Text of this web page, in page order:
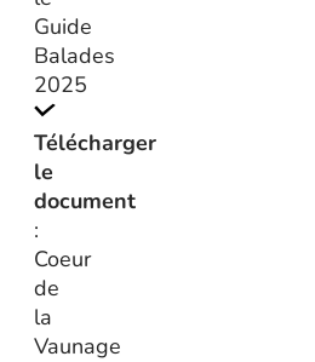
Guide
Balades
2025
Télécharger
le
document
:
Coeur
de
la
Vaunage